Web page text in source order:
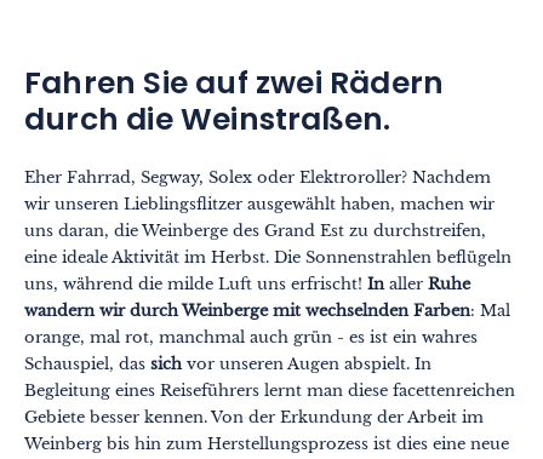
Fahren Sie auf zwei Rädern
durch die Weinstraßen.
Eher Fahrrad, Segway, Solex oder Elektroroller? Nachdem
wir unseren Lieblingsflitzer ausgewählt haben, machen wir
uns daran, die Weinberge des Grand Est zu durchstreifen,
eine ideale Aktivität im Herbst. Die Sonnenstrahlen beflügeln
uns, während die milde Luft uns erfrischt! Inaller Ruhe
wandern wir durch Weinberge mit wechselnden Farben: Mal
orange, mal rot, manchmal auch grün - es ist ein wahres
Schauspiel, das sichvor unseren Augen abspielt. In
Begleitung eines Reiseführers lernt man diese facettenreichen
Gebiete besser kennen. Von der Erkundung der Arbeit im
Weinberg bis hin zum Herstellungsprozess ist dies eine neue